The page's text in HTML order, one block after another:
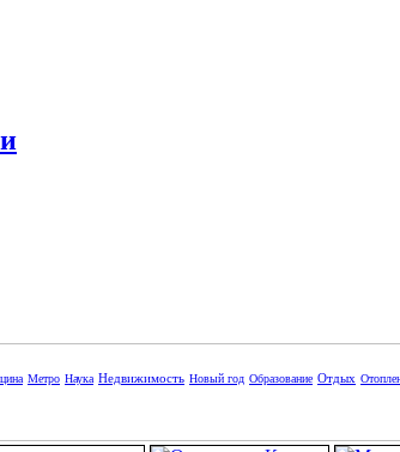
Метро Наука Недвижимость Новый год Образование Отдых